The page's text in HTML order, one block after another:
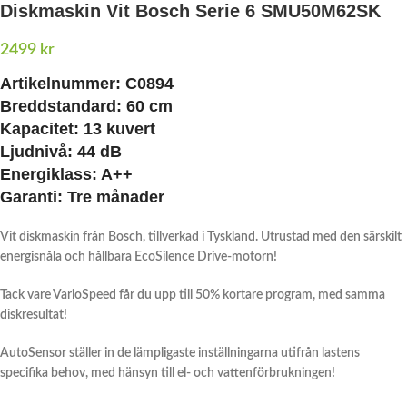
Diskmaskin Vit Bosch Serie 6 SMU50M62SK
2499 kr
Artikelnummer: C0894
Breddstandard: 60 cm
Kapacitet: 13 kuvert
Ljudnivå: 44 dB
Energiklass: A++
Garanti: Tre månader
Vit diskmaskin från Bosch, tillverkad i Tyskland. Utrustad med den särskilt
energisnåla och hållbara EcoSilence Drive-motorn!
Tack vare VarioSpeed får du upp till 50% kortare program, med samma
diskresultat!
AutoSensor ställer in de lämpligaste inställningarna utifrån lastens
specifika behov, med hänsyn till el- och vattenförbrukningen!